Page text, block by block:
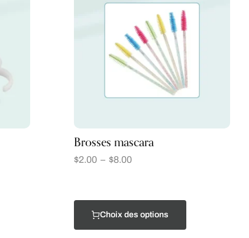
Brosses mascara
$2.00 – $8.00
Choix des options